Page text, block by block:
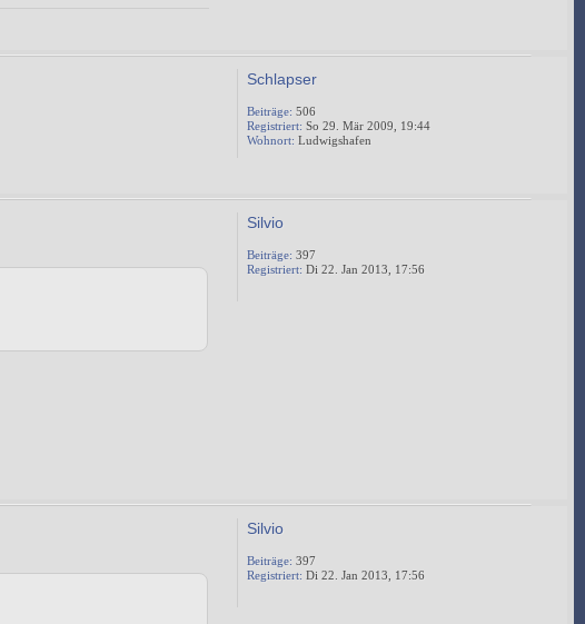
Schlapser
Beiträge: 506
Registriert: So 29. Mär 2009, 19:44
Wohnort: Ludwigshafen
Silvio
Beiträge: 397
Registriert: Di 22. Jan 2013, 17:56
Silvio
Beiträge: 397
Registriert: Di 22. Jan 2013, 17:56